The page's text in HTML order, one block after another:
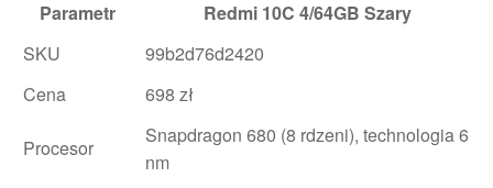
Parametr
Redmi 10C 4/64GB Szary
SKU
99b2d76d2420
Cena
698 zł
Procesor
Snapdragon 680 (8 rdzeni), technologia 6
nm